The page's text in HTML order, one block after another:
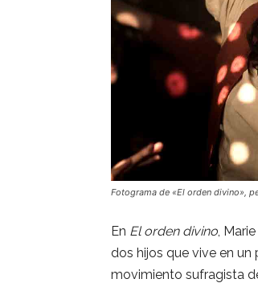
Fotograma de «El orden divino»,
En El orden divino ,
dos hijos que vive en
movimiento sufragista